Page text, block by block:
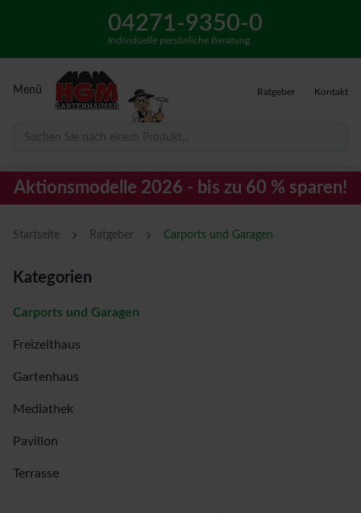
04271-9350-0
Individuelle persönliche Beratung
Menü Ratgeber Kontakt
Suchen Sie nach einem Produkt...
Aktionsmodelle 2026 - bis zu 60 % sparen!
Startseite › Ratgeber › Carports und Garagen
Kategorien
Carports und Garagen
Freizeithaus
Gartenhaus
Mediathek
Pavillon
Terrasse